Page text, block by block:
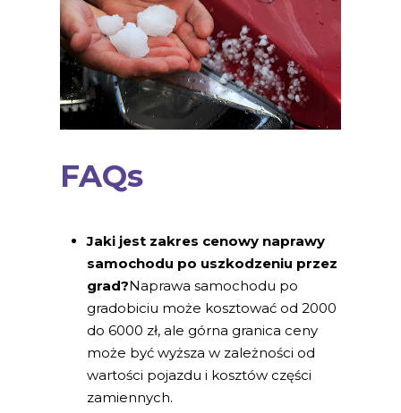
FAQs
Jaki jest zakres cenowy naprawy
samochodu po uszkodzeniu przez
grad?Naprawa samochodu po
gradobiciu może kosztować od 2000
do 6000 zł, ale górna granica ceny
może być wyższa w zależności od
wartości pojazdu i kosztów części
zamiennych.